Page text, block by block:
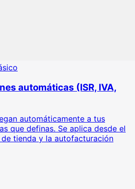
automáticas (ISR, IVA,
automáticamente a tus
que definas. Se aplica desde el
tienda y la autofacturación